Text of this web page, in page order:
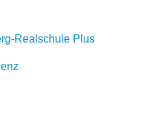
Realschule Plus